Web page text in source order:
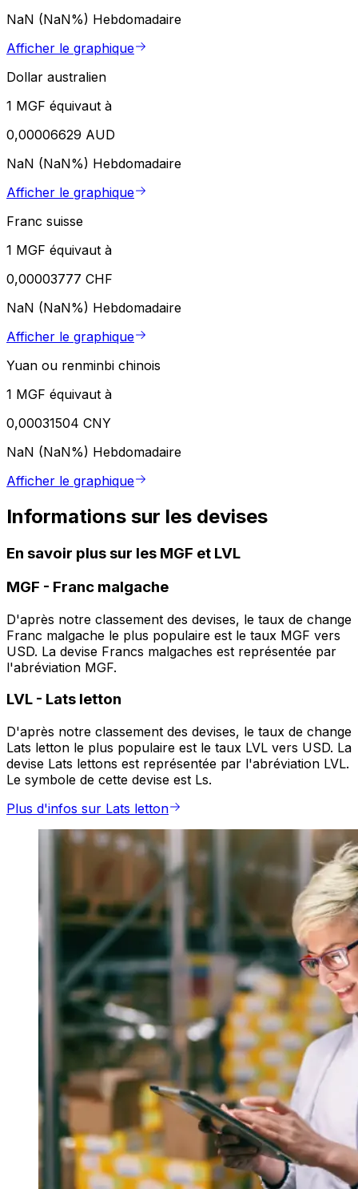
NaN (NaN%) Hebdomadaire
Afficher le graphique
Dollar australien
1 MGF équivaut à
0,00006629 AUD
NaN (NaN%) Hebdomadaire
Afficher le graphique
Franc suisse
1 MGF équivaut à
0,00003777 CHF
NaN (NaN%) Hebdomadaire
Afficher le graphique
Yuan ou renminbi chinois
1 MGF équivaut à
0,00031504 CNY
NaN (NaN%) Hebdomadaire
Afficher le graphique
Informations sur les devises
En savoir plus sur les MGF et LVL
MGF - Franc malgache
D'après notre classement des devises, le taux de change
Franc malgache le plus populaire est le taux MGF vers
USD. La devise Francs malgaches est représentée par
l'abréviation MGF.
LVL - Lats letton
D'après notre classement des devises, le taux de change
Lats letton le plus populaire est le taux LVL vers USD. La
devise Lats lettons est représentée par l'abréviation LVL.
Le symbole de cette devise est Ls.
Plus d'infos sur Lats letton